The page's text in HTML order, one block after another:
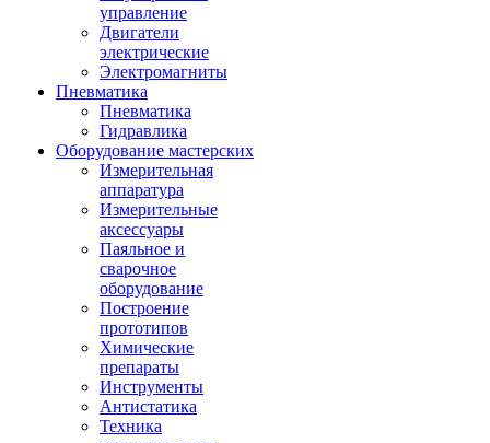
управление
Двигатели
электрические
Электромагниты
Пневматика
Пневматика
Гидравлика
Оборудование мастерских
Измерительная
аппаратура
Измерительные
аксессуары
Паяльное и
сварочное
оборудование
Построение
прототипов
Химические
препараты
Инструменты
Aнтистатика
Техника